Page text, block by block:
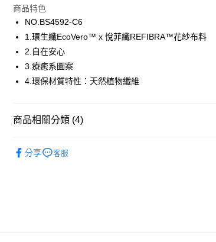
ATM付款
運送方式
全家取貨付款
每筆NT$80，滿NT$1,000(含以上)免運費
每筆NT$80，滿NT$1,000(含以上)免運費
商品特色
NO.BS4592-C6
1.環生纖EcoVero™ x 悅菲纖REFIBRA™花紗布料
2.自在安心
3.療癒系圖案
4.環保材質特性：天然植物纖維
商品相關分類 (4)
分享 客服